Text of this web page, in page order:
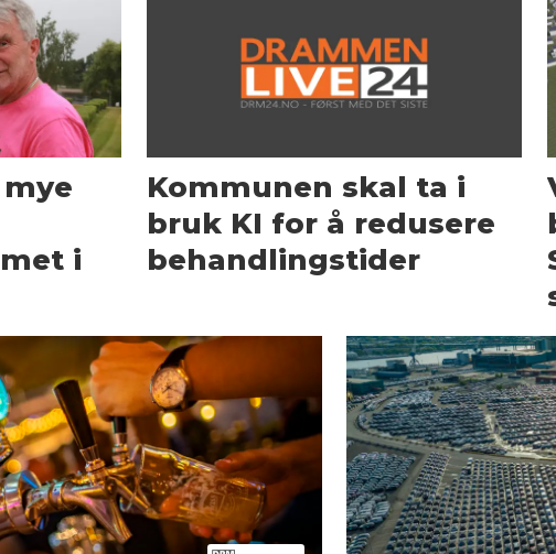
i
Kommunen skal ta i
bruk KI for å redusere
behandlingstider